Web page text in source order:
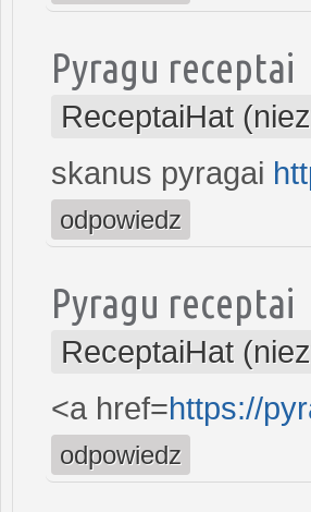
Pyragu receptai
ReceptaiHat
skanus pyragai
odpowiedz
Pyragu receptai
ReceptaiHat
<a href=https://
odpowiedz